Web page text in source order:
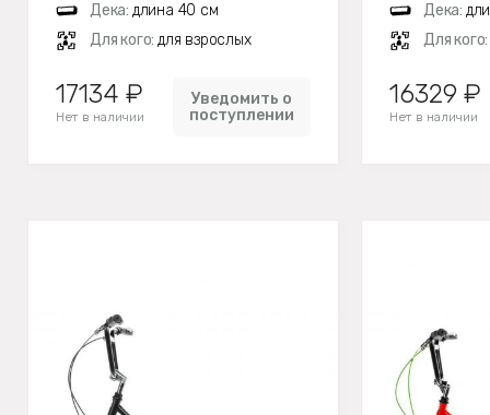
Дека: длина 40 см
Для кого: для взрослых
17134 ₽
Нет в наличии
Уведомить о
поступлении
Дека:
Для кого:
16329 ₽
Нет в наличии